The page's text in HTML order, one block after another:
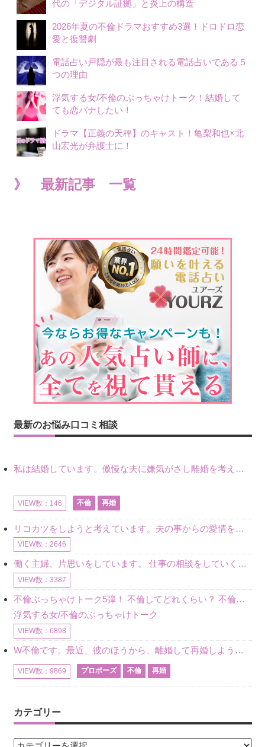
代の「デジタル証拠」と炎上の構造
2026年夏の不倫ドラマおすすめ3選！ドロドロ恋
愛と復讐劇
電話占い戸隠が最も注目される電話占いである５
つの理由
浮気する女/不倫のぶっちゃけトーク！結婚して
ても恋バナしたい！
ドラマ【正義の天秤】のキャスト！亀梨和也×北
山宏光が弁護士に！
》 最新記事 一覧
最新のお悩み口コミ相談
私は結婚しています。傲慢な夫に嫌気がさし離婚を考えていたときに、彼と出会いました。彼には恋人がいましたが、話をするうちに、夫とのことを相談するようにな
VIEW数：146 不倫 再婚
リコカツをしようと考えています。夫の事からの愛情を全く感じません。子供がいるので、子供が成長するまではと我慢しています。 まず、お金が必要だと考え、仕事の量も増やしました。ところが、夫は働かず、結局は
VIEW数：2646
働く主婦、片思いをしています。 仕事の相談をしていくうちに、彼のことを好きになりました。私には夫も子供もいます。不倫をしているわけでもなく、もちろん、この気持ちは誰にも話していません。 ラインをする関
VIEW数：3387
不倫ぶっちゃけトーク5弾！ 不倫してどれくらい？ 不倫のあれこれを、なんでもどうぞ♪♪
浮気する女/不倫のぶっちゃけトーク
VIEW数：6898
W不倫です。最近、彼のほうから、離婚して再婚しよう、と言ってきました。ハッキリいうと、そこまでは考えていませんでした。彼を好きな気持ちはあるし、彼なしの生活は考えられません。だけど、離婚して再婚すると
VIEW数：9869 プロポーズ 不倫 再婚
カテゴリー